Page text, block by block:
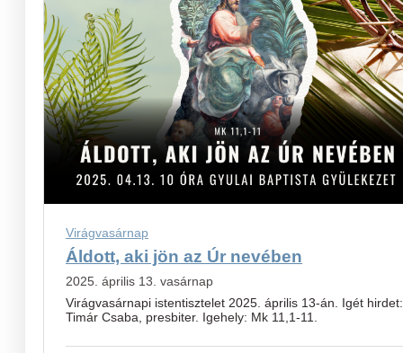
Virágvasárnap
Áldott, aki jön az Úr nevében
2025. április 13. vasárnap
Virágvasárnapi istentisztelet 2025. április 13-án. Igét hirdet:
Timár Csaba, presbiter. Igehely: Mk 11,1-11.